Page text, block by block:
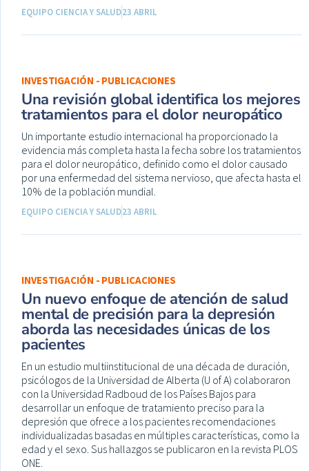
EQUIPO CIENCIA Y SALUD23 ABRIL
INVESTIGACIÓN - PUBLICACIONES
Una revisión global identifica los mejores
tratamientos para el dolor neuropático
Un importante estudio internacional ha proporcionado la
evidencia más completa hasta la fecha sobre los tratamientos
para el dolor neuropático, definido como el dolor causado
por una enfermedad del sistema nervioso, que afecta hasta el
10% de la población mundial.
EQUIPO CIENCIA Y SALUD23 ABRIL
INVESTIGACIÓN - PUBLICACIONES
Un nuevo enfoque de atención de salud
mental de precisión para la depresión
aborda las necesidades únicas de los
pacientes
En un estudio multiinstitucional de una década de duración,
psicólogos de la Universidad de Alberta (U of A) colaboraron
con la Universidad Radboud de los Países Bajos para
desarrollar un enfoque de tratamiento preciso para la
depresión que ofrece a los pacientes recomendaciones
individualizadas basadas en múltiples características, como la
edad y el sexo. Sus hallazgos se publicaron en la revista PLOS
ONE.